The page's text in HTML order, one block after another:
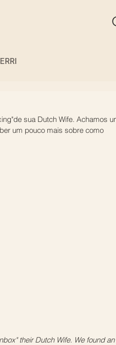
sua Dutch Wife. Achamos
um pouco mais sobre como
their Dutch Wife. We found an